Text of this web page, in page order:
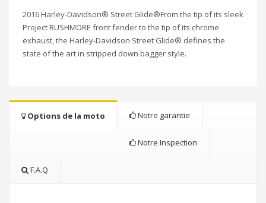
2016 Harley-Davidson® Street Glide®From the tip of its sleek
Project RUSHMORE front fender to the tip of its chrome
exhaust, the Harley-Davidson Street Glide® defines the
state of the art in stripped down bagger style.
Options de la moto Notre garantie
Notre Inspection
F.A.Q